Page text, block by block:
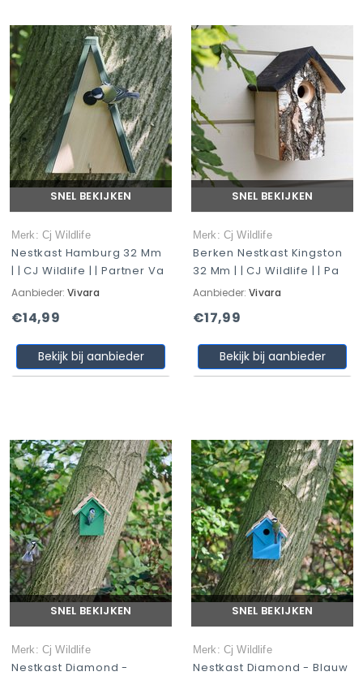
SNEL BEKIJKEN
Merk: Cj Wildlife
Nestkast Hamburg 32 Mm
| | CJ Wildlife | | Partner Va
Aanbieder: Vivara
€14,99
Bekijk bij aanbieder
SNEL BEKIJKEN
Merk: Cj Wildlife
Berken Nestkast Kingston
32 Mm | | CJ Wildlife | | Pa
Aanbieder: Vivara
€17,99
Bekijk bij aanbieder
SNEL BEKIJKEN
Merk: Cj Wildlife
Nestkast Diamond -
SNEL BEKIJKEN
Merk: Cj Wildlife
Nestkast Diamond - Blauw